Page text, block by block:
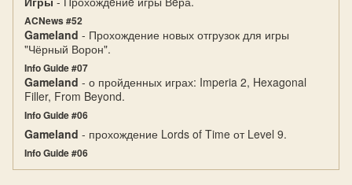
ACNews #52
Gameland - Прохождение новых отгрузок для игры
"Чёрный Ворон".
Info Guide #07
Gameland - о пройденных играх: Imperia 2, Hexagonal
Filler, From Beyond.
Info Guide #06
Gameland - прохождение Lords of Time от Level 9.
Info Guide #06